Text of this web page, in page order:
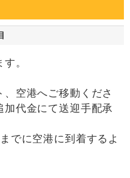
。
空港へご移動くださ
代金にて送迎手配承
でに空港に到着するよ